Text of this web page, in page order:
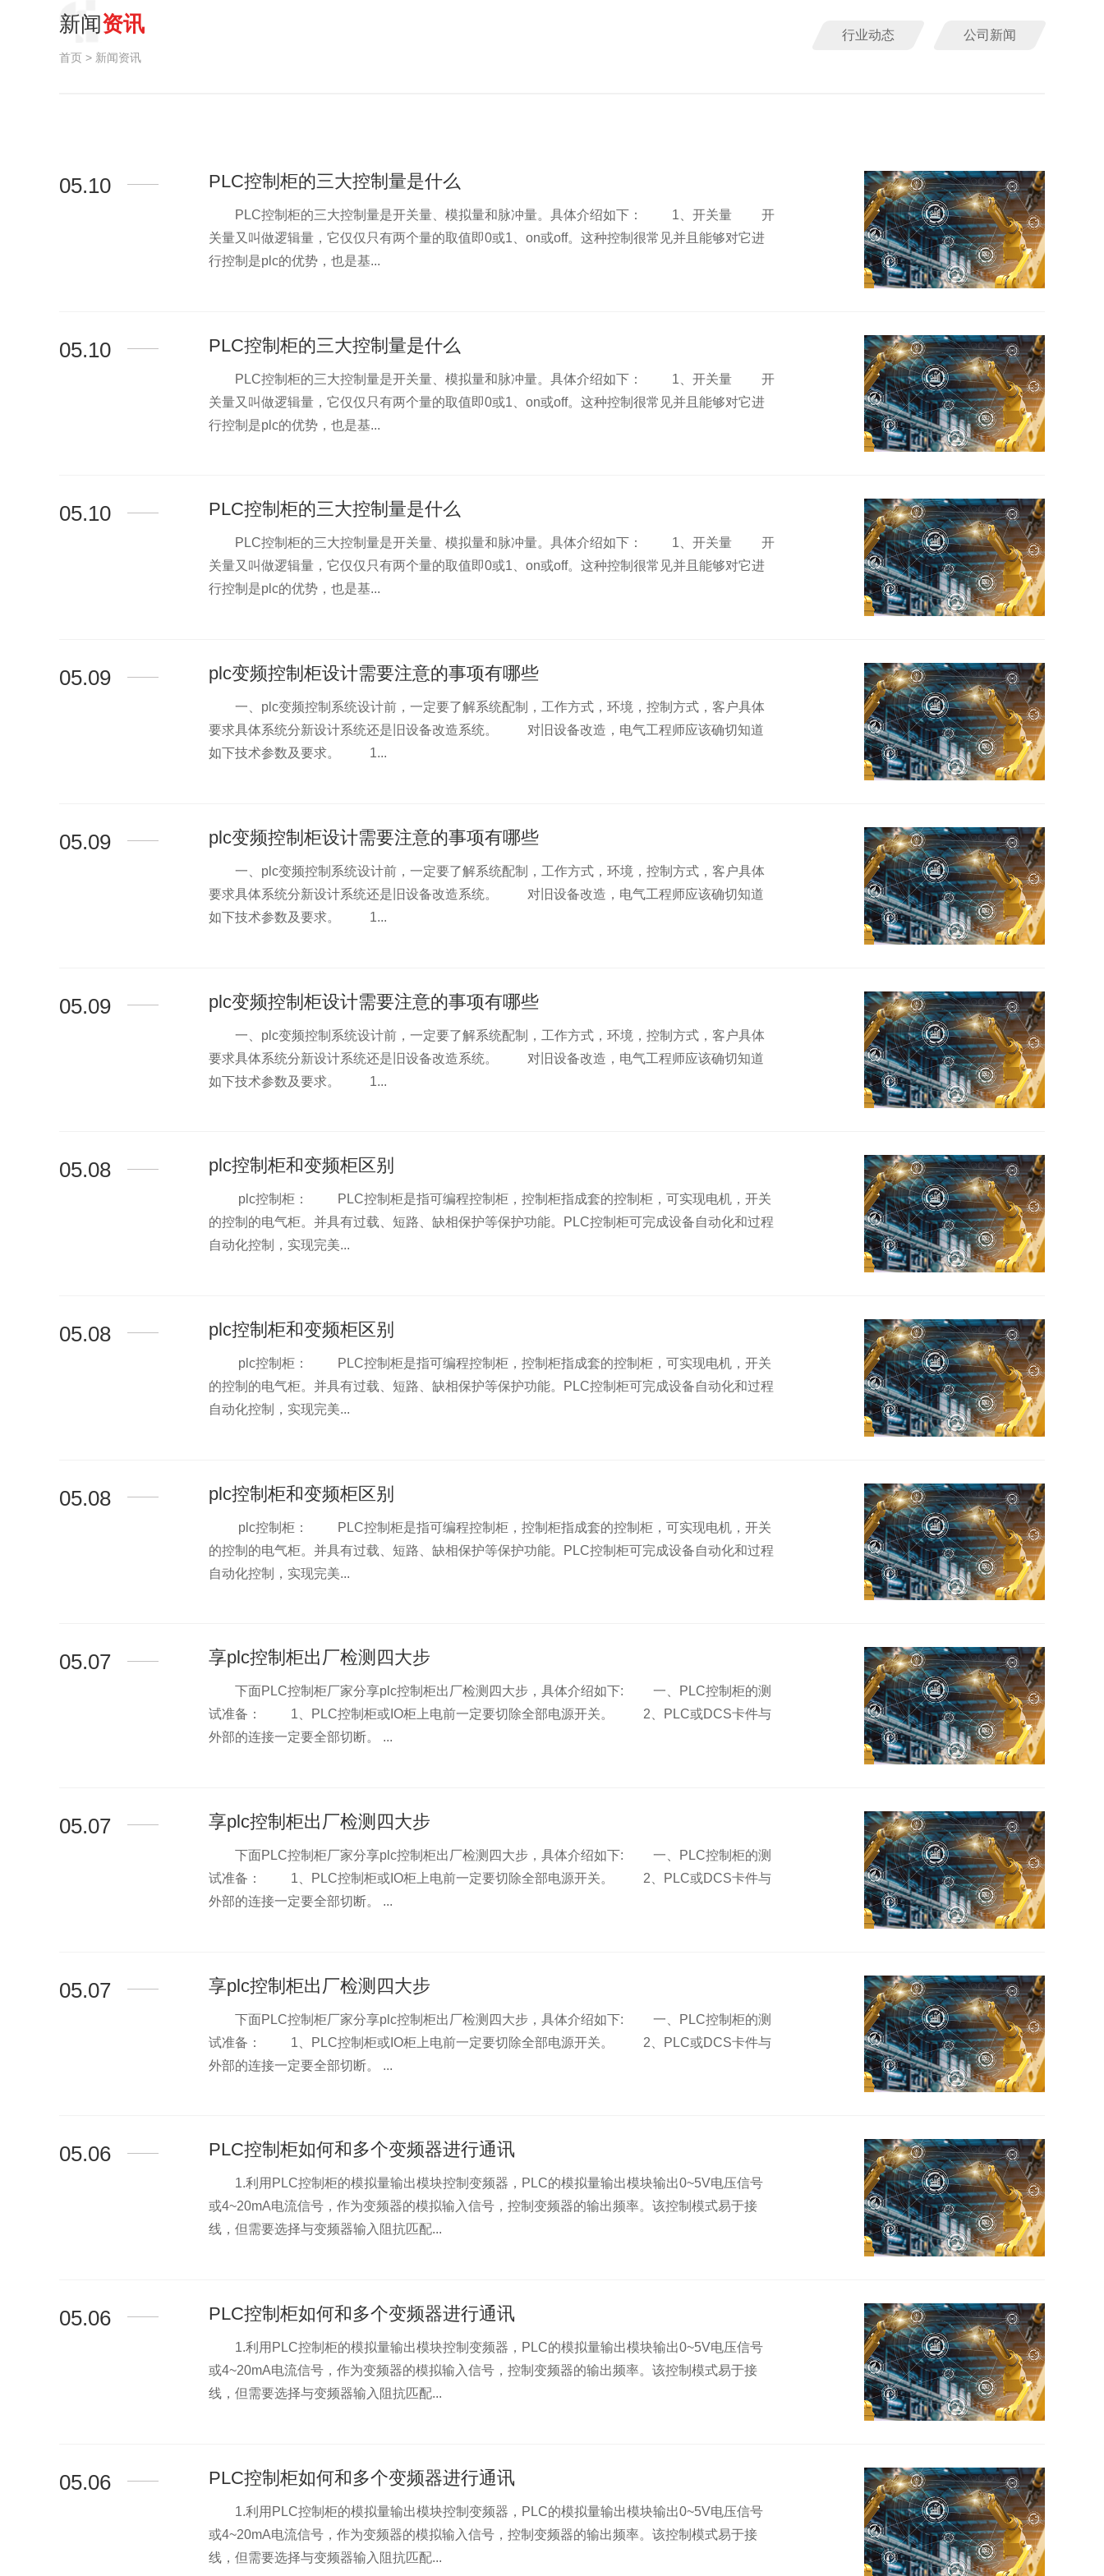
新闻资讯
首页 > 新闻资讯
行业动态 公司新闻
05.10
PLC控制柜的三大控制量是什么
PLC控制柜的三大控制量是开关量、模拟量和脉冲量。具体介绍如下： 1、开关量 开
关量又叫做逻辑量，它仅仅只有两个量的取值即0或1、on或off。这种控制很常见并且能够对它进
行控制是plc的优势，也是基...
05.10
PLC控制柜的三大控制量是什么
PLC控制柜的三大控制量是开关量、模拟量和脉冲量。具体介绍如下： 1、开关量 开
关量又叫做逻辑量，它仅仅只有两个量的取值即0或1、on或off。这种控制很常见并且能够对它进
行控制是plc的优势，也是基...
05.10
PLC控制柜的三大控制量是什么
PLC控制柜的三大控制量是开关量、模拟量和脉冲量。具体介绍如下： 1、开关量 开
关量又叫做逻辑量，它仅仅只有两个量的取值即0或1、on或off。这种控制很常见并且能够对它进
行控制是plc的优势，也是基...
05.09
plc变频控制柜设计需要注意的事项有哪些
一、plc变频控制系统设计前，一定要了解系统配制，工作方式，环境，控制方式，客户具体
要求具体系统分新设计系统还是旧设备改造系统。 对旧设备改造，电气工程师应该确切知道
如下技术参数及要求。 1...
05.09
plc变频控制柜设计需要注意的事项有哪些
一、plc变频控制系统设计前，一定要了解系统配制，工作方式，环境，控制方式，客户具体
要求具体系统分新设计系统还是旧设备改造系统。 对旧设备改造，电气工程师应该确切知道
如下技术参数及要求。 1...
05.09
plc变频控制柜设计需要注意的事项有哪些
一、plc变频控制系统设计前，一定要了解系统配制，工作方式，环境，控制方式，客户具体
要求具体系统分新设计系统还是旧设备改造系统。 对旧设备改造，电气工程师应该确切知道
如下技术参数及要求。 1...
05.08
plc控制柜和变频柜区别
plc控制柜： PLC控制柜是指可编程控制柜，控制柜指成套的控制柜，可实现电机，开关
的控制的电气柜。并具有过载、短路、缺相保护等保护功能。PLC控制柜可完成设备自动化和过程
自动化控制，实现完美...
05.08
plc控制柜和变频柜区别
plc控制柜： PLC控制柜是指可编程控制柜，控制柜指成套的控制柜，可实现电机，开关
的控制的电气柜。并具有过载、短路、缺相保护等保护功能。PLC控制柜可完成设备自动化和过程
自动化控制，实现完美...
05.08
plc控制柜和变频柜区别
plc控制柜： PLC控制柜是指可编程控制柜，控制柜指成套的控制柜，可实现电机，开关
的控制的电气柜。并具有过载、短路、缺相保护等保护功能。PLC控制柜可完成设备自动化和过程
自动化控制，实现完美...
05.07
享plc控制柜出厂检测四大步
下面PLC控制柜厂家分享plc控制柜出厂检测四大步，具体介绍如下: 一、PLC控制柜的测
试准备： 1、PLC控制柜或IO柜上电前一定要切除全部电源开关。 2、PLC或DCS卡件与
外部的连接一定要全部切断。 ...
05.07
享plc控制柜出厂检测四大步
下面PLC控制柜厂家分享plc控制柜出厂检测四大步，具体介绍如下: 一、PLC控制柜的测
试准备： 1、PLC控制柜或IO柜上电前一定要切除全部电源开关。 2、PLC或DCS卡件与
外部的连接一定要全部切断。 ...
05.07
享plc控制柜出厂检测四大步
下面PLC控制柜厂家分享plc控制柜出厂检测四大步，具体介绍如下: 一、PLC控制柜的测
试准备： 1、PLC控制柜或IO柜上电前一定要切除全部电源开关。 2、PLC或DCS卡件与
外部的连接一定要全部切断。 ...
05.06
PLC控制柜如何和多个变频器进行通讯
1.利用PLC控制柜的模拟量输出模块控制变频器，PLC的模拟量输出模块输出0~5V电压信号
或4~20mA电流信号，作为变频器的模拟输入信号，控制变频器的输出频率。该控制模式易于接
线，但需要选择与变频器输入阻抗匹配...
05.06
PLC控制柜如何和多个变频器进行通讯
1.利用PLC控制柜的模拟量输出模块控制变频器，PLC的模拟量输出模块输出0~5V电压信号
或4~20mA电流信号，作为变频器的模拟输入信号，控制变频器的输出频率。该控制模式易于接
线，但需要选择与变频器输入阻抗匹配...
05.06
PLC控制柜如何和多个变频器进行通讯
1.利用PLC控制柜的模拟量输出模块控制变频器，PLC的模拟量输出模块输出0~5V电压信号
或4~20mA电流信号，作为变频器的模拟输入信号，控制变频器的输出频率。该控制模式易于接
线，但需要选择与变频器输入阻抗匹配...